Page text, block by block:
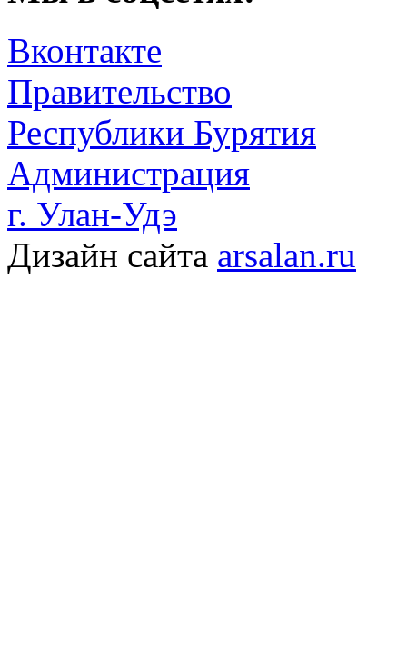
Вконтакте
Правительство
Республики Бурятия
Администрация
г. Улан-Удэ
Дизайн сайта arsalan.ru